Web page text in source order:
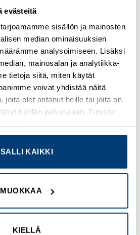
evästeitä
sisällön ja mainosten
median ominaisuuksien
analysoimiseen. Lisäksi
mainosalan ja analytiikka-
tietoja siitä, miten käytät
voivat yhdistää näitä
joita olet antanut heille tai joita on
heidän palvelujaan. Tutustu
SALLI KAIKKI
MUOKKAA
KIELLÄ
relay, with multi-layer gold contact,
V DC
wishlist